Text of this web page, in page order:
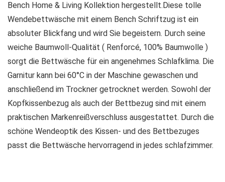
Bench Home & Living Kollektion hergestellt.Diese tolle
Wendebettwäsche mit einem Bench Schriftzug ist ein
absoluter Blickfang und wird Sie begeistern. Durch seine
weiche Baumwoll-Qualität ( Renforcé, 100% Baumwolle )
sorgt die Bettwäsche für ein angenehmes Schlafklima. Die
Garnitur kann bei 60°C in der Maschine gewaschen und
anschließend im Trockner getrocknet werden. Sowohl der
Kopfkissenbezug als auch der Bettbezug sind mit einem
praktischen Markenreißverschluss ausgestattet. Durch die
schöne Wendeoptik des Kissen- und des Bettbezuges
passt die Bettwäsche hervorragend in jedes schlafzimmer.